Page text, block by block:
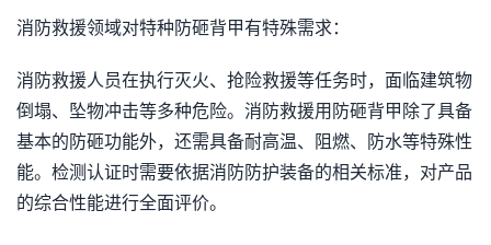
消防救援领域对特种防砸背甲有特殊需求：
消防救援人员在执行灭火、抢险救援等任务时，面临建筑物
倒塌、坠物冲击等多种危险。消防救援用防砸背甲除了具备
基本的防砸功能外，还需具备耐高温、阻燃、防水等特殊性
能。检测认证时需要依据消防防护装备的相关标准，对产品
的综合性能进行全面评价。